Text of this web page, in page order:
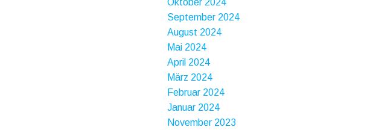
Oktober 2024
September 2024
August 2024
Mai 2024
April 2024
März 2024
Februar 2024
Januar 2024
November 2023